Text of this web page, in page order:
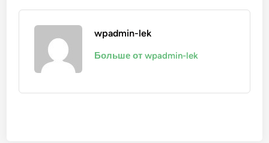
wpadmin-lek
Больше от wpadmin-lek